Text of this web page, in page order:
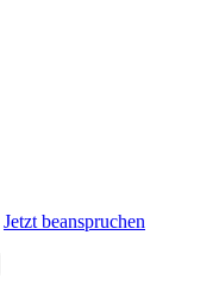
Jetzt beanspruchen